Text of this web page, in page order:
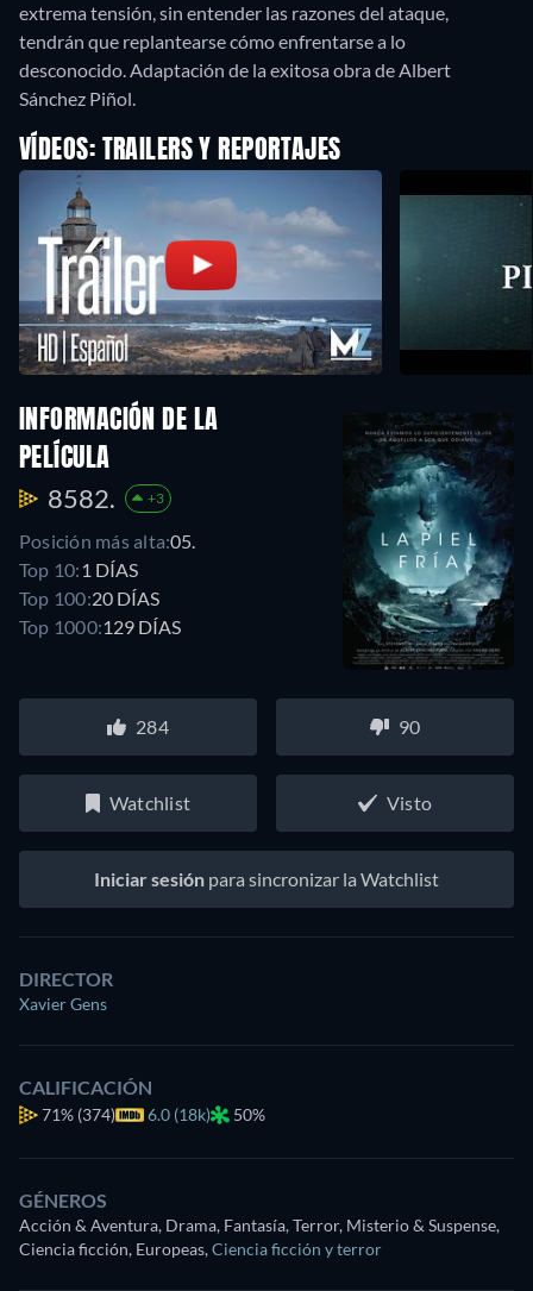
extrema tensión, sin entender las razones del ataque,
tendrán que replantearse cómo enfrentarse a lo
desconocido. Adaptación de la exitosa obra de Albert
Sánchez Piñol.
VÍDEOS: TRAILERS Y REPORTAJES
INFORMACIÓN DE LA
PELÍCULA
8582. +3
Posición más alta:05.
Top 10: 1 DÍAS
Top 100:20 DÍAS
Top 1000:129 DÍAS
284 90
Watchlist Visto
Iniciar sesión para sincronizar la Watchlist
DIRECTOR
Xavier Gens
CALIFICACIÓN
71% (374) 6.0 (18k) 50%
GÉNEROS
Acción & Aventura, Drama, Fantasía, Terror, Misterio & Suspense,
Ciencia ficción, Europeas,Ciencia ficción y terror